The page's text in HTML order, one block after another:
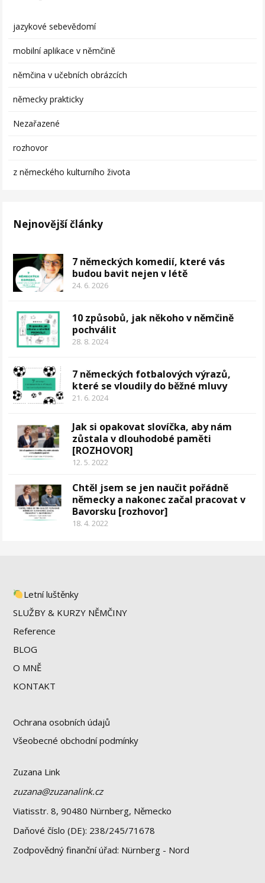
jazykové sebevědomí
mobilní aplikace v němčině
němčina v učebních obrázcích
německy prakticky
Nezařazené
rozhovor
z německého kulturního života
Nejnovější články
7 německých komedií, které vás
budou bavit nejen v létě
24. 6. 2026
10 způsobů, jak někoho v němčině
pochválit
28. 8. 2024
7 německých fotbalových výrazů,
které se vloudily do běžné mluvy
21. 6. 2024
Jak si opakovat slovíčka, aby nám
zůstala v dlouhodobé paměti
[ROZHOVOR]
12. 5. 2022
Chtěl jsem se jen naučit pořádně
německy a nakonec začal pracovat v
Bavorsku [rozhovor]
18. 4. 2022
Letní luštěnky
SLUŽBY & KURZY NĚMČINY
Reference
BLOG
O MNĚ
KONTAKT
Ochrana osobních údajů
Všeobecné obchodní podmínky
Zuzana Link
zuzana@zuzanalink.cz
Viatisstr. 8, 90480 Nürnberg, Německo
Daňové číslo (DE): 238/245/71678
Zodpovědný finanční úřad: Nürnberg - Nord